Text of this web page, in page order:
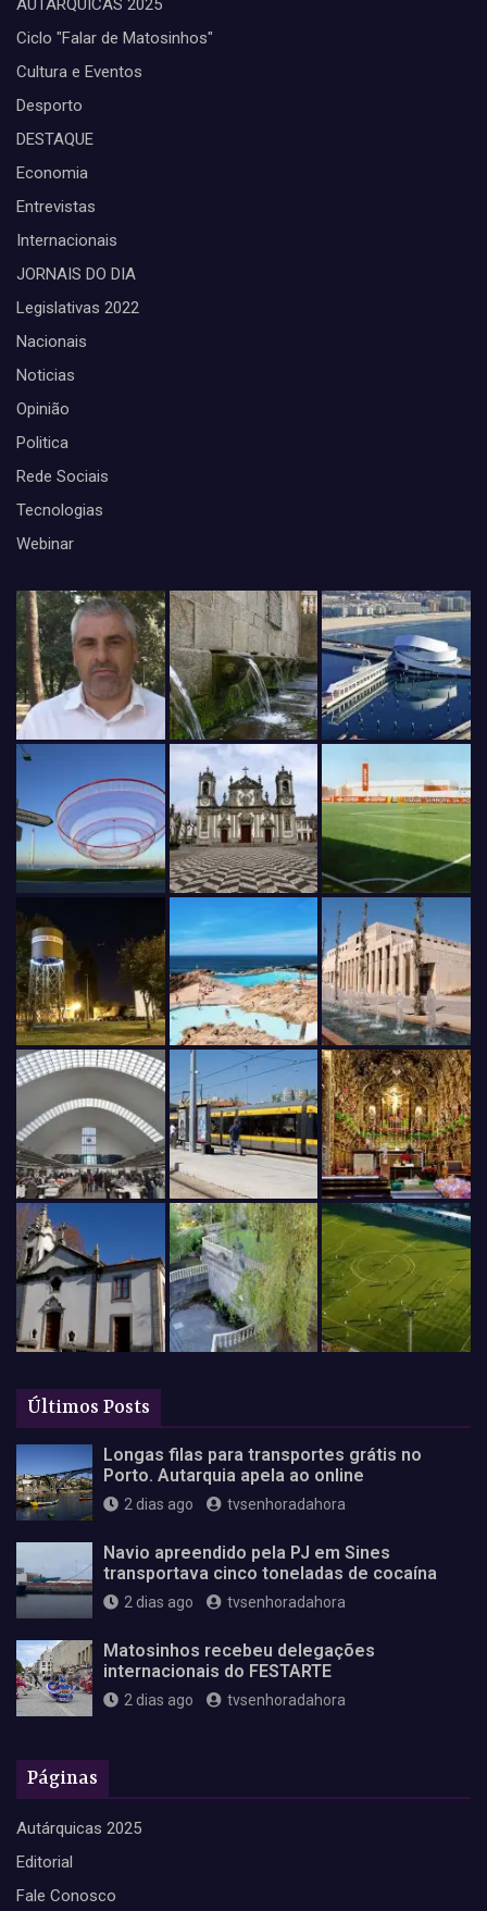
AUTARQUICAS 2025
Ciclo "Falar de Matosinhos"
Cultura e Eventos
Desporto
DESTAQUE
Economia
Entrevistas
Internacionais
JORNAIS DO DIA
Legislativas 2022
Nacionais
Noticias
Opinião
Politica
Rede Sociais
Tecnologias
Webinar
Últimos Posts
Longas filas para transportes grátis no
Porto. Autarquia apela ao online
2 dias ago tvsenhoradahora
Navio apreendido pela PJ em Sines
transportava cinco toneladas de cocaína
2 dias ago tvsenhoradahora
Matosinhos recebeu delegações
internacionais do FESTARTE
2 dias ago tvsenhoradahora
Páginas
Autárquicas 2025
Editorial
Fale Conosco